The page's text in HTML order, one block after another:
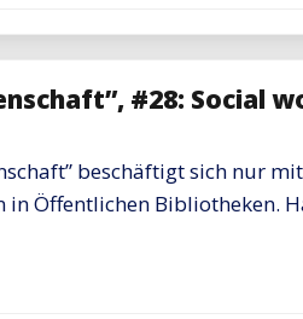
#28: Social
beschäftigt sich nur
Öffentlichen Bibliotheken.